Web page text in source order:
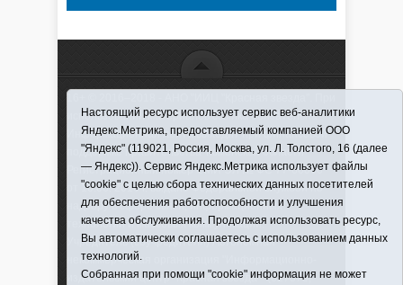
использовании материалов ссылка обязательна
Информационная лента выходит при финансовой
поддержке правительства Тюменской области
Регистрационный номер СМИ ЭЛ № ФС 77-66066
от 10.06. 2016 г. выдано Федеральной службой по
надзору в сфере связи, информационных
технологий и массовых коммуникаций.
Учредитель (соучредители) Автономная
некоммерческая организация "Информационно-
издательский центр "Красная звезда"" (627570,
Настоящий ресурс использует сервис веб-аналитики
Яндекс.Метрика, предоставляемый компанией ООО
"Яндекс" (119021, Россия, Москва, ул. Л. Толстого, 16 (далее
— Яндекс)). Сервис Яндекс.Метрика использует файлы
"cookie" с целью сбора технических данных посетителей
для обеспечения работоспособности и улучшения
качества обслуживания. Продолжая использовать ресурс,
Вы автоматически соглашаетесь с использованием данных
технологий.
Собранная при помощи "cookie" информация не может